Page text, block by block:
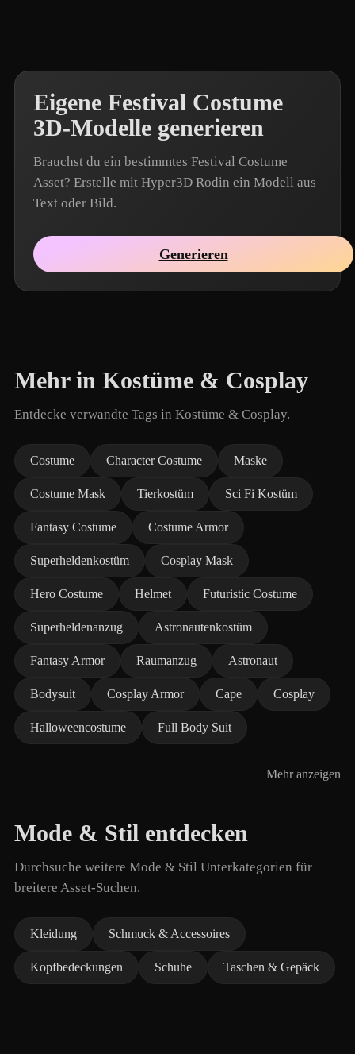
Eigene Festival Costume
3D-Modelle generieren
Brauchst du ein bestimmtes Festival Costume
Asset? Erstelle mit Hyper3D Rodin ein Modell aus
Text oder Bild.
Generieren
Mehr in Kostüme & Cosplay
Entdecke verwandte Tags in Kostüme & Cosplay.
Costume Character Costume Maske
Costume Mask Tierkostüm Sci Fi Kostüm
Fantasy Costume Costume Armor
Superheldenkostüm Cosplay Mask
Hero Costume Helmet Futuristic Costume
Superheldenanzug Astronautenkostüm
Fantasy Armor Raumanzug Astronaut
Bodysuit Cosplay Armor Cape Cosplay
Halloweencostume Full Body Suit
Mehr anzeigen
Mode & Stil entdecken
Durchsuche weitere Mode & Stil Unterkategorien für
breitere Asset-Suchen.
Kleidung Schmuck & Accessoires
Kopfbedeckungen Schuhe Taschen & Gepäck